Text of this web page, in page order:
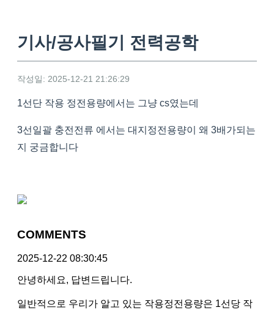
기사/공사필기 전력공학
작성일: 2025-12-21 21:26:29
1선단 작용 정전용량에서는 그냥 cs였는데
3선일괄 충전전류 에서는 대지정전용량이 왜 3배가되는
지 궁금합니다
COMMENTS
2025-12-22 08:30:45
안녕하세요, 답변드립니다.
일반적으로 우리가 알고 있는 작용정전용량은 1선당 작